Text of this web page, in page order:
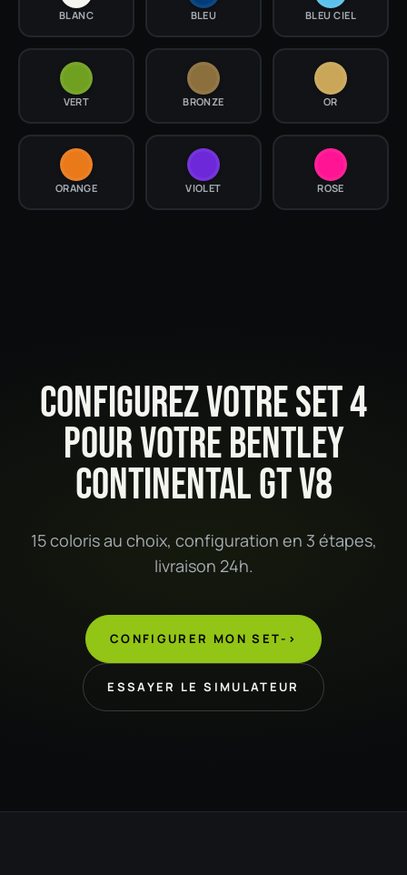
BLANC BLEU BLEU CIEL
VERT BRONZE OR
ORANGE VIOLET ROSE
CONFIGUREZ VOTRE SET 4
POUR VOTRE BENTLEY
CONTINENTAL GT V8
15 coloris au choix, configuration en 3 étapes,
livraison 24h.
CONFIGURER MON SET->
ESSAYER LE SIMULATEUR